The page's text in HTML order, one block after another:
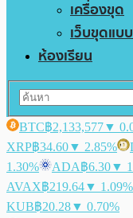
เครื่องขุด
เว็บขุดแบ
ห้องเรียน
BTC฿2,133,577▼
XRP฿34.60▼ 2.85%
1.30%
ADA฿6.30▼
AVAX฿219.64▼ 1.09%
KUB฿20.28▼ 0.70%